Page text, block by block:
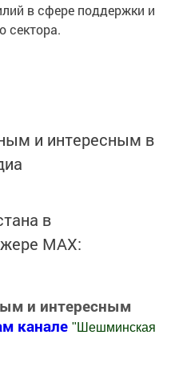
в сфере поддержки и
сектора.
и интересным в
в
MАХ:
и интересным
канале " Шешминская